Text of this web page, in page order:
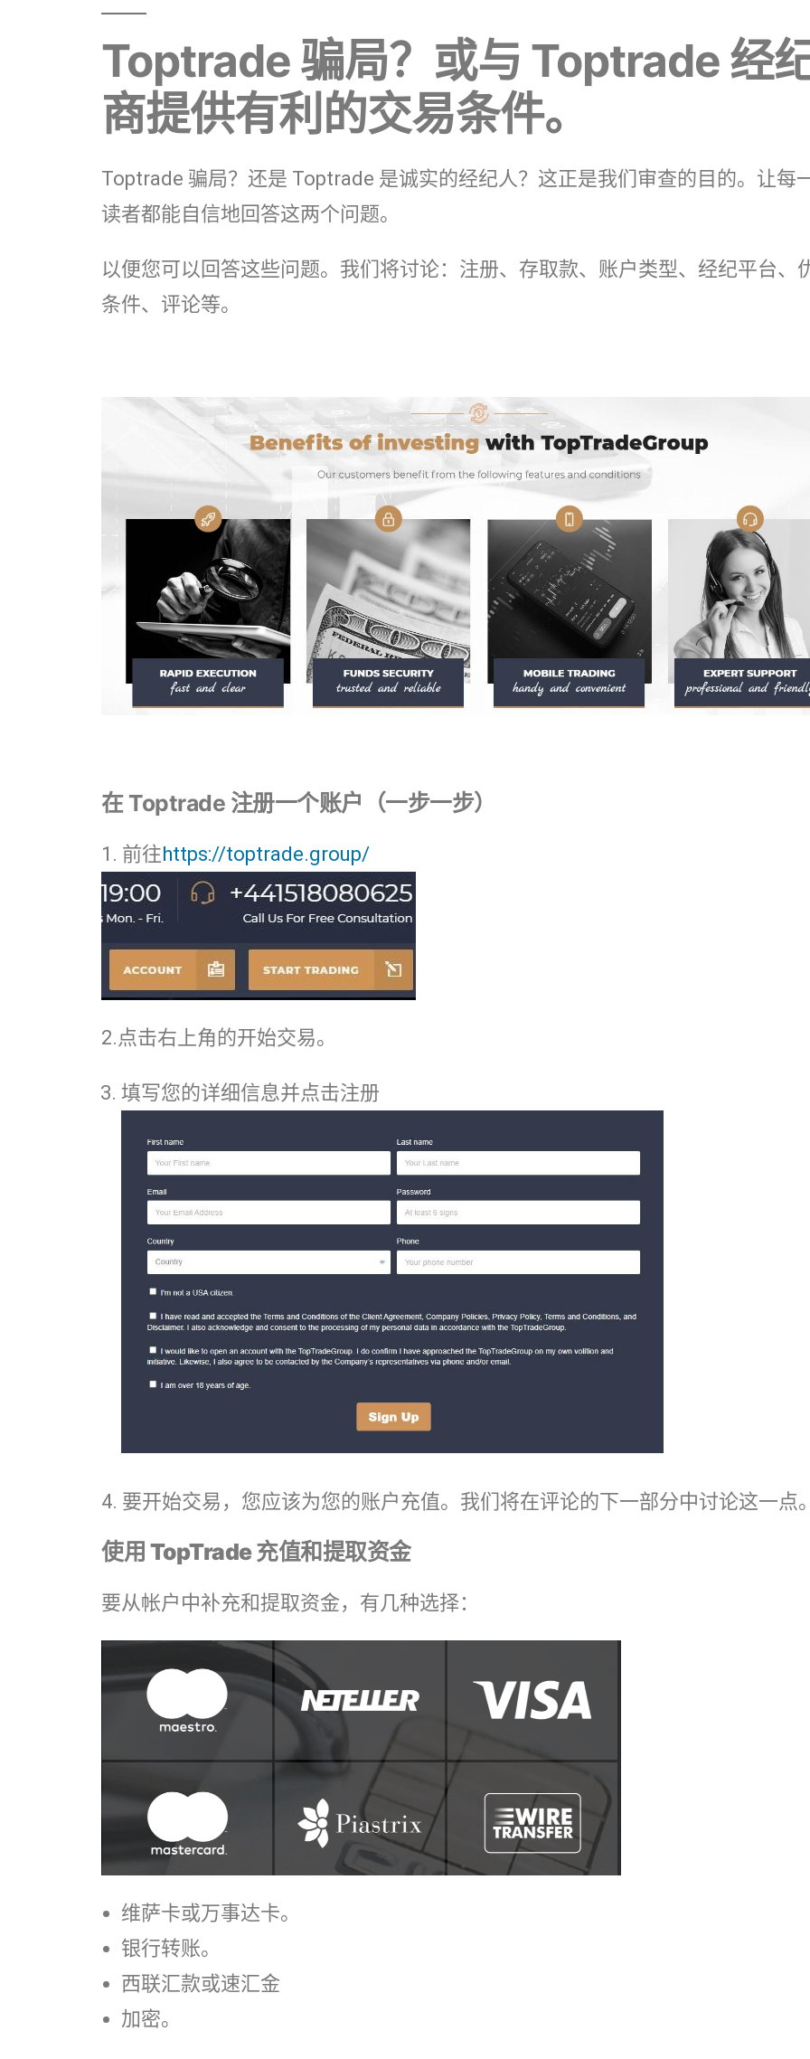
Toptrade 骗局？或与 Toptrade 经
商提供有利的交易条件。
Toptrade 骗局？还是 Toptrade 是诚实的经纪人？这正是我们审查的目的。让每
读者都能自信地回答这两个问题。
以便您可以回答这些问题。我们将讨论：注册、存取款、账户类型、经纪平台、
条件、评论等。
在 Toptrade 注册一个账户（一步一步）
1. 前往https://toptrade.group/
2.点击右上角的开始交易。
填写您的详细信息并点击注册
4. 要开始交易，您应该为您的账户充值。我们将在评论的下一部分中讨论这一点。
使用 TopTrade 充值和提取资金
要从帐户中补充和提取资金，有几种选择：
维萨卡或万事达卡。
银行转账。
西联汇款或速汇金
加密。